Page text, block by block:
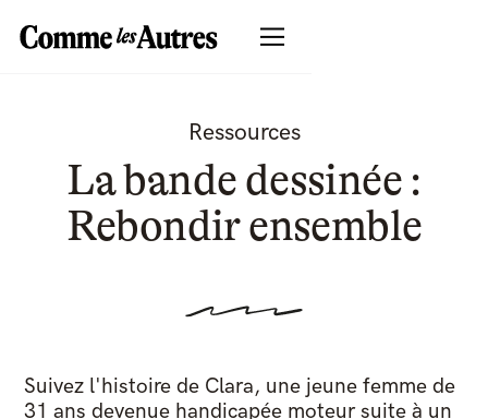
Ressources
La bande dessinée :
Rebondir ensemble
Suivez l'histoire de Clara, une jeune femme de
31 ans devenue handicapée moteur suite à un